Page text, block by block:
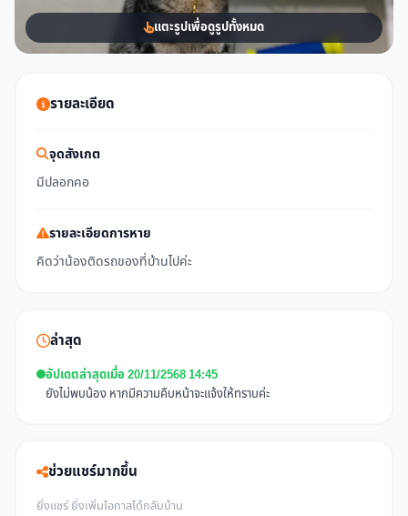
แตะรูปเพื่อดูรูปทั้งหมด
รายละเอียด
จุดสังเกต
มีปลอกคอ
รายละเอียดการหาย
คิดว่าน้องติดรถของที่บ้านไปค่ะ
ล่าสุด
อัปเดตล่าสุดเมื่อ 20/11/2568 14:45
ยังไม่พบน้อง หากมีความคืบหน้าจะแจ้งให้ทราบค่ะ
ช่วยแชร์มากขึ้น
ยิ่งแชร์ ยิ่งเพิ่มโอกาสได้กลับบ้าน